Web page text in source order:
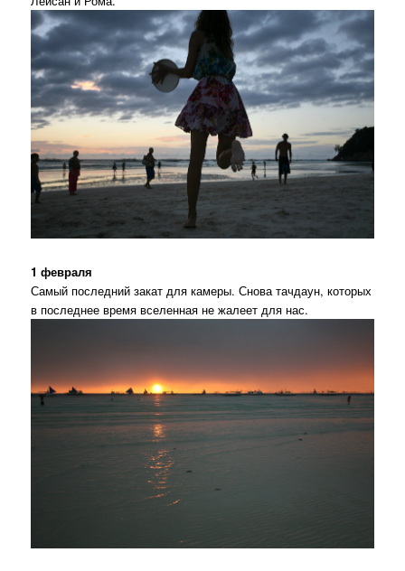
1 февраля
Самый последний закат для камеры. Снова тачдаун, которых
в последнее время вселенная не жалеет для нас.